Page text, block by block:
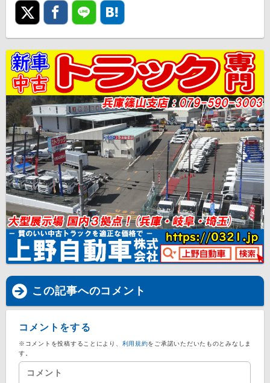
この記事へのコメント
コメントをする
※コメントを投稿することにより、 利用規約をご承諾いただいたものとみなしま
す。